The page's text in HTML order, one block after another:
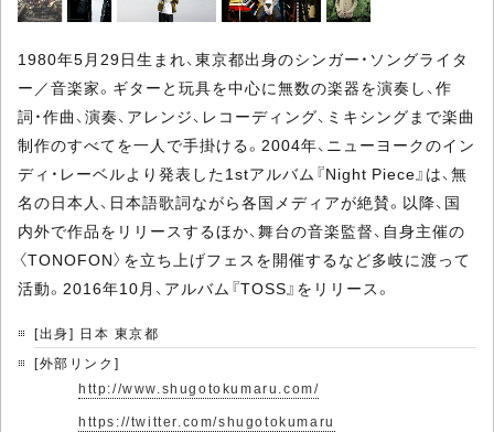
1980年5月29日生まれ、東京都出身のシンガー・ソングライタ
ー／音楽家。ギターと玩具を中心に無数の楽器を演奏し、作
詞・作曲、演奏、アレンジ、レコーディング、ミキシングまで楽曲
制作のすべてを一人で手掛ける。2004年、ニューヨークのイン
ディ・レーベルより発表した1stアルバム『Night Piece』は、無
名の日本人、日本語歌詞ながら各国メディアが絶賛。以降、国
内外で作品をリリースするほか、舞台の音楽監督、自身主催の
〈TONOFON〉を立ち上げフェスを開催するなど多岐に渡って
活動。2016年10月、アルバム『TOSS』をリリース。
[出身] 日本 東京都
[外部リンク]
http://www.shugotokumaru.com/
https://twitter.com/shugotokumaru